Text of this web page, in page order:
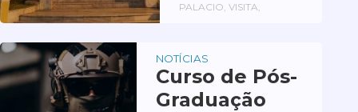
PALACIO, VISITA,
NOTÍCIAS
Curso de Pós-
Graduação